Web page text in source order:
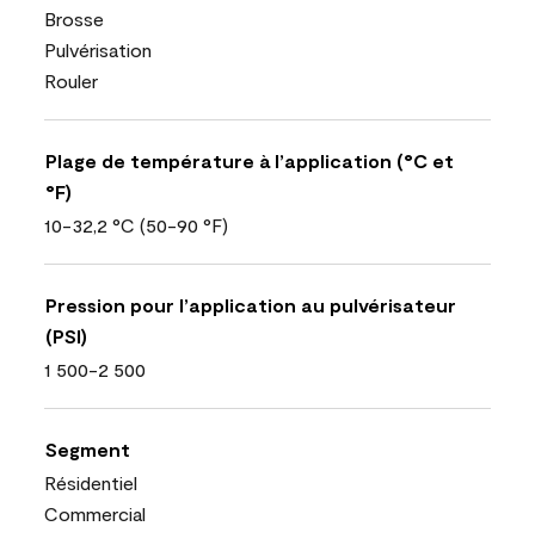
Brosse
Pulvérisation
Rouler
Plage de température à l’application (°C et
°F)
10-32,2 °C (50-90 °F)
Pression pour l’application au pulvérisateur
(PSI)
1 500-2 500
Segment
Résidentiel
Commercial